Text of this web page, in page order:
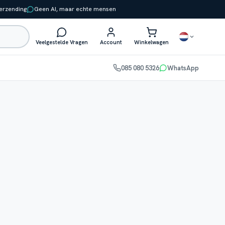
Geen AI, maar echte mensen
Veelgestelde Vragen Account Winkelwagen
085 080 5326 WhatsApp